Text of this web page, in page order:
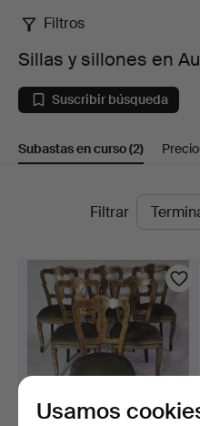
Sillas
sillones
en
Auktionshaus
Blank
Filtros
Sillas y sillones en
Suscribir búsqueda
Subastas en curso(2)
Subastas
curso
Filtrar
Usamos